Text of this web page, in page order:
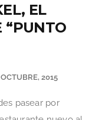
EL
“PUNTO
2015
pasear por